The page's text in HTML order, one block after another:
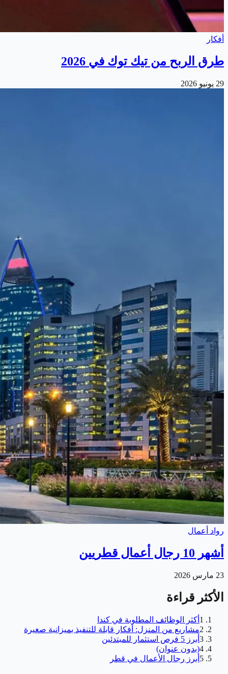
أفكار
طرق الربح من تيك توك في 2026
29 يونيو 2026
رواد أعمال
أشهر 10 رجال أعمال قطريين
23 مارس 2026
الأكثر قراءة
1 أكثر الوظائف المطلوبة في كندا
2مشاريع من المنزل: أفكار قابلة للتنفيذ بميزانية صغيرة
3 أبرز 5 فرص استثمار للمبتدئين
4(بدون عنوان)
5 أبرز رجال الأعمال في قطر